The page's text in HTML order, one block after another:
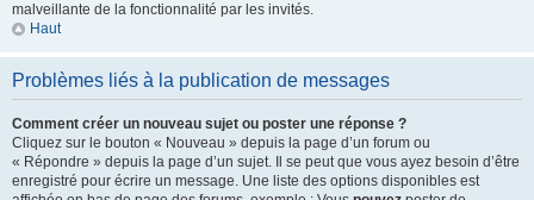
malveillante de la fonctionnalité par les invités.
Haut
Problèmes liés à la publication de messages
Comment créer un nouveau sujet ou poster une réponse ?
Cliquez sur le bouton « Nouveau » depuis la page d’un forum ou
« Répondre » depuis la page d’un sujet. Il se peut que vous ayez besoin d’être
enregistré pour écrire un message. Une liste des options disponibles est